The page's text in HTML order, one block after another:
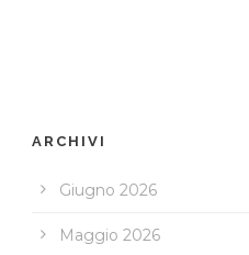
ARCHIVI
Giugno 2026
Maggio 2026